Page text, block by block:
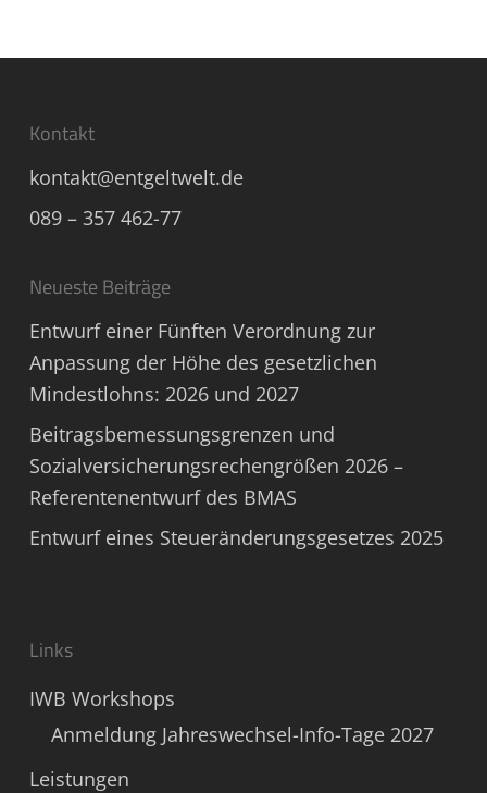
Kontakt
kontakt@entgeltwelt.de
089 – 357 462-77
Neueste Beiträge
Entwurf einer Fünften Verordnung zur
Anpassung der Höhe des gesetzlichen
Mindestlohns: 2026 und 2027
Beitragsbemessungsgrenzen und
Sozialversicherungsrechengrößen 2026 –
Referentenentwurf des BMAS
Entwurf eines Steueränderungsgesetzes 2025
Links
IWB Workshops
Anmeldung Jahreswechsel-Info-Tage 2027
Leistungen